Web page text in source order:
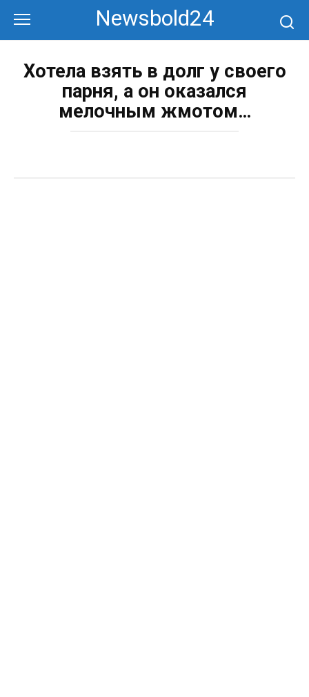
контенту
Newsbold24
Хотела взять в долг у своего
парня, а он оказался
мелочным жмотом…